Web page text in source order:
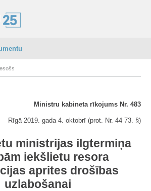
Ministru kabineta rīkojums Nr. 483
Rīgā 2019. gada 4. oktobrī (prot. Nr. 44 73. §)
ministrijas ilgtermiņa
iekšlietu resora
aprites drošības
uzlabošanai